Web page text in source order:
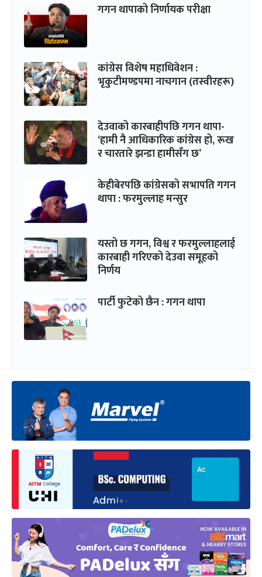
गगन थापाको निर्णायक परीक्षा
कांग्रेस विशेष महाधिवेशन :
भृकुटीमण्डपमा नाचगान (तस्वीरहरू)
देउवाको कारबाहीपछि गगन थापा-
‘हामी नै आधिकारिक कांग्रेस हो, रूख
र चारतारे झन्डा हामीसँग छ’
केहीबेरपछि कांग्रेसको सभापति गगन
थापा : फरमुल्लाह मन्सुर
यस्तो छ गगन, विश्व र फरमुल्लाहलाई
कारबाही गरिएको देउवा समूहको
निर्णय
पार्टी फुटेको छैन : गगन थापा